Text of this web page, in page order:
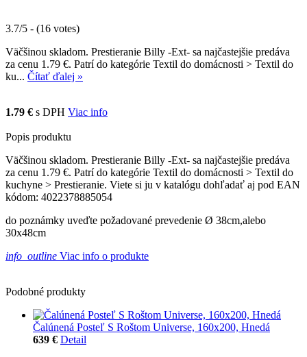
3.7/5 - (16 votes)
Väčšinou skladom. Prestieranie Billy -Ext- sa najčastejšie predáva
za cenu 1.79 €. Patrí do kategórie Textil do domácnosti > Textil do
ku... Čítať ďalej »
1.79 € s DPH Viac info
Popis produktu
Väčšinou skladom. Prestieranie Billy -Ext- sa najčastejšie predáva
za cenu 1.79 €. Patrí do kategórie Textil do domácnosti > Textil do
kuchyne > Prestieranie. Viete si ju v katalógu dohľadať aj pod EAN
kódom: 4022378885054
do poznámky uveďte požadované prevedenie Ø 38cm,alebo
30x48cm
info_outline Viac info o produkte
Podobné produkty
Čalúnená Posteľ S Roštom Universe, 160x200, Hnedá
639 € Detail